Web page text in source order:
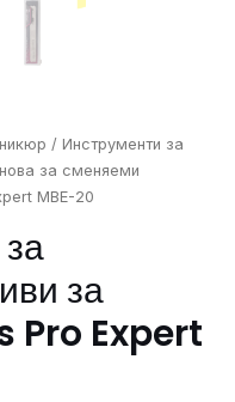
/ Инструменти за
за сменяеми
MBE-20
за
Pro Expert